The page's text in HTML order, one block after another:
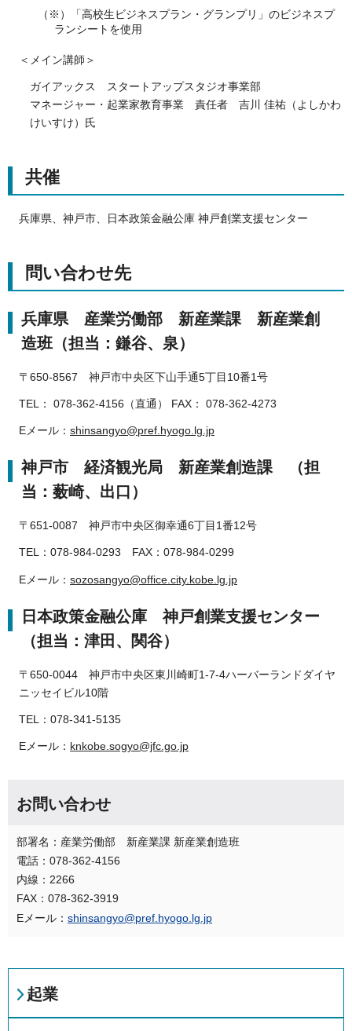
（※）「高校生ビジネスプラン・グランプリ」のビジネスプ
ランシートを使用
＜メイン講師＞
ガイアックス スタートアップスタジオ事業部
マネージャー・起業家教育事業 責任者 吉川 佳祐（よしかわ
けいすけ）氏
共催
兵庫県、神戸市、日本政策金融公庫 神戸創業支援センター
問い合わせ先
兵庫県 産業労働部 新産業課 新産業創
造班（担当：鎌谷、泉）
〒650-8567 神戸市中央区下山手通5丁目10番1号
TEL： 078-362-4156（直通） FAX： 078-362-4273
Eメール： shinsangyo@pref.hyogo.lg.jp
神戸市 経済観光局 新産業創造課 （担
当：薮崎、出口）
〒651-0087 神戸市中央区御幸通6丁目1番12号
TEL：078-984-0293 FAX：078-984-0299
Eメール： sozosangyo@office.city.kobe.lg.jp
日本政策金融公庫 神戸創業支援センター
（担当：津田、関谷）
〒650-0044 神戸市中央区東川崎町1-7-4ハーバーランドダイヤ
ニッセイビル10階
TEL：078-341-5135
Eメール： knkobe.sogyo@jfc.go.jp
お問い合わせ
部署名：産業労働部 新産業課 新産業創造班
電話：078-362-4156
内線：2266
FAX：078-362-3919
Eメール： shinsangyo@pref.hyogo.lg.jp
起業